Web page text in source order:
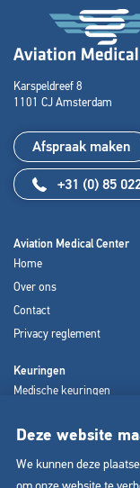
Deze website
We kunnen deze
Karspeldreef 8
1101 CJ Amsterdam
Afspraak maken
+31 (0) 85
Aviation Medical Center
Home
Over ons
Contact
Privacy reglement
Keuringen
Medische keuringen
Coaching en